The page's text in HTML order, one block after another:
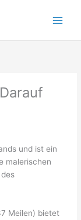
und ist ein
malerischen
Meilen) bietet